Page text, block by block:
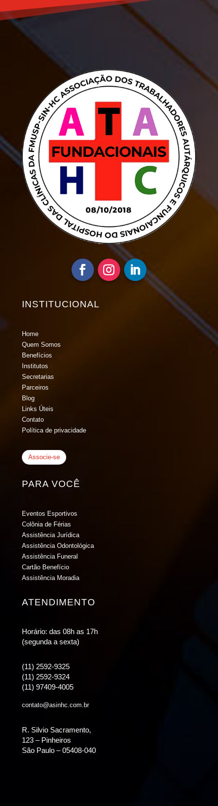
INSTITUCIONAL
Home
Quem Somos
Benefícios
Institutos
Secretarias
Parceiros
Blog
Links Úteis
Contato
Política de privacidade
Associe-se
PARA VOCÊ
Eventos Esportivos
Colônia de Férias
Assistência Jurídica
Assistência Odontológica
Assistência Funeral
Cartão Benefício
Assistência Moradia
ATENDIMENTO
Horário: das 08h as 17h
(segunda a sexta)
(11) 2592-9325
(11) 2592-9324
(11) 97409-4005
contato@asinhc.com.br
R. Silvio Sacramento,
123 – Pinheiros
São Paulo – 05408-040